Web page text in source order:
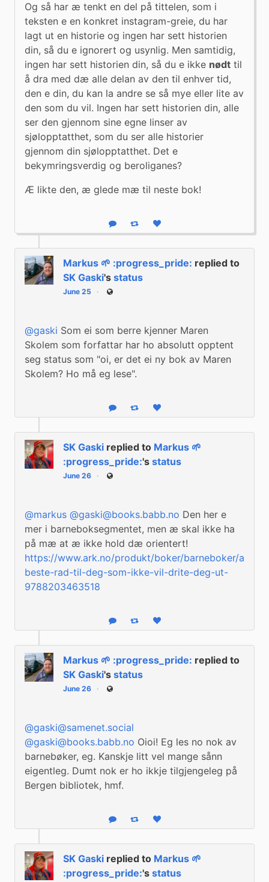
Og så har æ tenkt en del på tittelen, som i
teksten e en konkret instagram-greie, du har
lagt ut en historie og ingen har sett historien
din, så du e ignorert og usynlig. Men samtidig,
ingen har sett historien din, så du e ikke nødt til
å dra med dæ alle delan av den til enhver tid,
den e din, du kan la andre se så mye eller lite av
den som du vil. Ingen har sett historien din, alle
ser den gjennom sine egne linser av
sjølopptatthet, som du ser alle historier
gjennom din sjølopptatthet. Det e
bekymringsverdig og beroliganes?
Æ likte den, æ glede mæ til neste bok!
Reply Boost statusLike status
Markus 🌱 :progress_pride: replied to
SK Gaski's status
June 25 Public
@gaski Som ei som berre kjenner Maren
Skolem som forfattar har ho absolutt opptent
seg status som "oi, er det ei ny bok av Maren
Skolem? Ho må eg lese".
Reply Boost statusLike status
SK Gaski replied to Markus 🌱
:progress_pride:'s status
June 26 Public
@markus @gaski@books.babb.no Den her e
mer i barneboksegmentet, men æ skal ikke ha
https://www.ark.no/produkt/boker/barneboker/
beste-rad-til-deg-som-ikke-vil-drite-deg-ut-
9788203463518
Reply Boost statusLike status
Markus 🌱 :progress_pride: replied to
SK Gaski's status
June 26 Public
@gaski@samenet.social
@gaski@books.babb.no Oioi! Eg les no nok av
barnebøker, eg. Kanskje litt vel mange sånn
eigentleg. Dumt nok er ho ikkje tilgjengeleg på
Bergen bibliotek, hmf.
Reply Boost statusLike status
SK Gaski replied to Markus 🌱
:progress_pride:'s status